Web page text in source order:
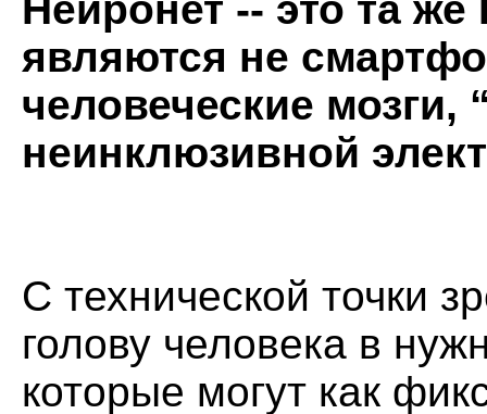
являются не
человеческие
неинклюзивной
С технической точки
голову человека в
которые могут как